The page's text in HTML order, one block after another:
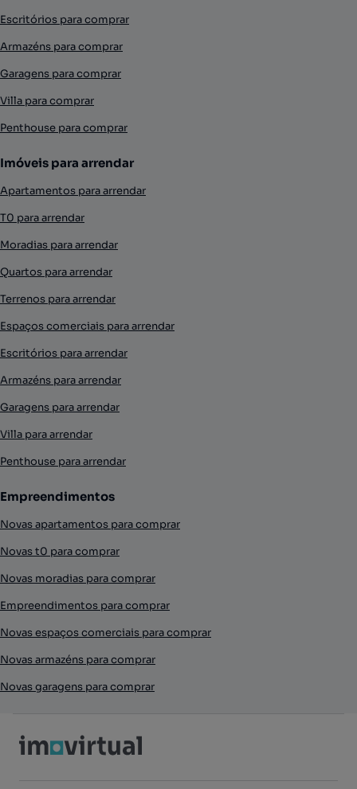
Escritórios para comprar
Armazéns para comprar
Garagens para comprar
Villa para comprar
Penthouse para comprar
Imóveis para arrendar
Apartamentos para arrendar
T0 para arrendar
Moradias para arrendar
Quartos para arrendar
Terrenos para arrendar
Espaços comerciais para arrendar
Escritórios para arrendar
Armazéns para arrendar
Garagens para arrendar
Villa para arrendar
Penthouse para arrendar
Empreendimentos
Novas apartamentos para comprar
Novas t0 para comprar
Novas moradias para comprar
Empreendimentos para comprar
Novas espaços comerciais para comprar
Novas armazéns para comprar
Novas garagens para comprar